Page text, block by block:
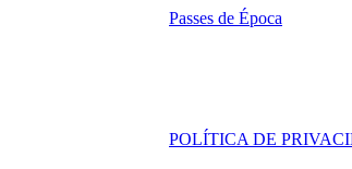
Passes de Época
POLÍTICA DE